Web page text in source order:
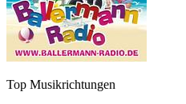
Top Musikrichtungen